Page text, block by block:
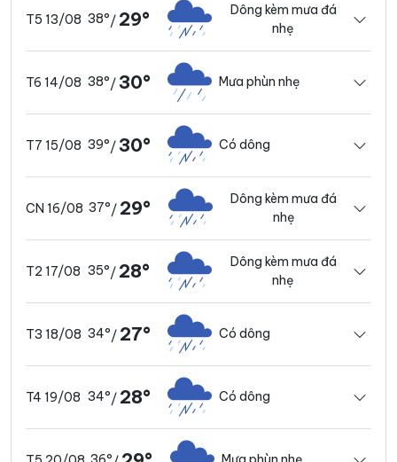
T5 13/08 38°/ 29°
Dông kèm mưa đá
nhẹ
T6 14/08 38°/30° Mưa phùn nhẹ
T7 15/08 39°/30° Có dông
CN 16/08 37°/ 29°
Dông kèm mưa đá
nhẹ
T2 17/08 35°/ 28°
Dông kèm mưa đá
nhẹ
T3 18/08 34°/ 27° Có dông
T4 19/08 34°/ 28° Có dông